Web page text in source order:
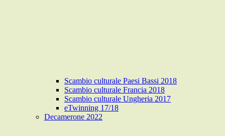
Scambio culturale Paesi Bassi 2018
Scambio culturale Francia 2018
Scambio culturale Ungheria 2017
eTwinning 17/18
Decamerone 2022